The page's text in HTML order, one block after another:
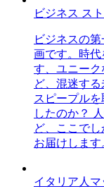
ビジネス ス
ビジネスの
画です。時
す、ユニー
ど、混迷す
スピープル
したのか？
ど、ここで
お届けします
イタリア人マ